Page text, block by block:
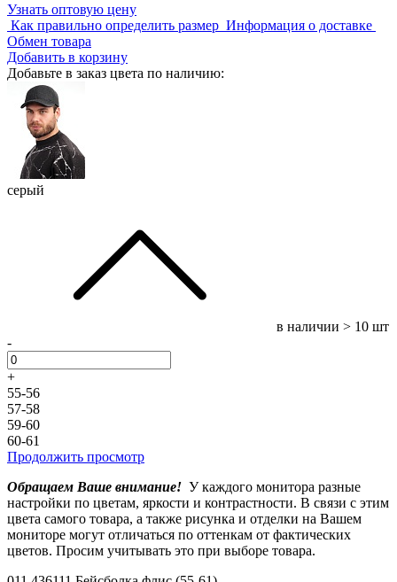
Узнать оптовую цену
Как правильно определить размер Информация о доставке
Обмен товара
Добавить в корзину
Добавьте в заказ цвета по наличию:
серый
в наличии > 10 шт
-
+
55-56
57-58
59-60
60-61
Продолжить просмотр
Обращаем Ваше внимание! У каждого монитора разные
настройки по цветам, яркости и контрастности. В связи с этим
цвета самого товара, а также рисунка и отделки на Вашем
мониторе могут отличаться по оттенкам от фактических
цветов. Просим учитывать это при выборе товара.